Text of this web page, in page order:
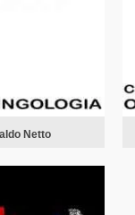
Netto